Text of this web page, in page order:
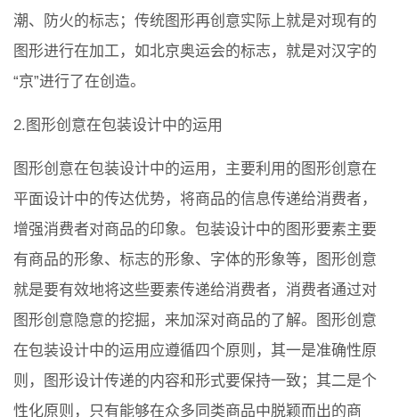
潮、防火的标志；传统图形再创意实际上就是对现有的
图形进行在加工，如北京奥运会的标志，就是对汉字的
“京”进行了在创造。
2.图形创意在包装设计中的运用
图形创意在包装设计中的运用，主要利用的图形创意在
平面设计中的传达优势，将商品的信息传递给消费者，
增强消费者对商品的印象。包装设计中的图形要素主要
有商品的形象、标志的形象、字体的形象等，图形创意
就是要有效地将这些要素传递给消费者，消费者通过对
图形创意隐意的挖掘，来加深对商品的了解。图形创意
在包装设计中的运用应遵循四个原则，其一是准确性原
则，图形设计传递的内容和形式要保持一致；其二是个
性化原则，只有能够在众多同类商品中脱颖而出的商